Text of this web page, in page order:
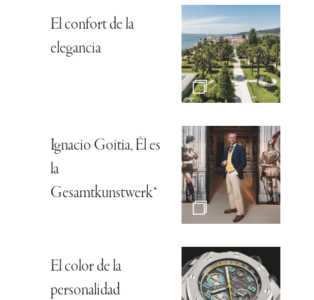
El confort de la
elegancia
Ignacio Goitia, Él es
la
Gesamtkunstwerk*
El color de la
personalidad